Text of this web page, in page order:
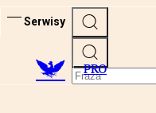
Serwisy
PRO